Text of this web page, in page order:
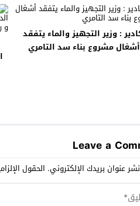
: وزير التجهيز والماء يتفقد
أشغال مشروع بناء سد التامري
Leave a
عنوان بريدك الإلكتروني. الحقول